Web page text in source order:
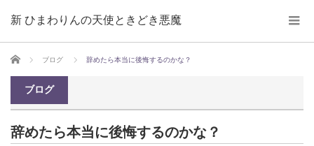
新 ひまわりんの天使ときどき悪魔
ホーム ブログ 辞めたら本当に後悔するのかな？
ブログ
辞めたら本当に後悔するのかな？